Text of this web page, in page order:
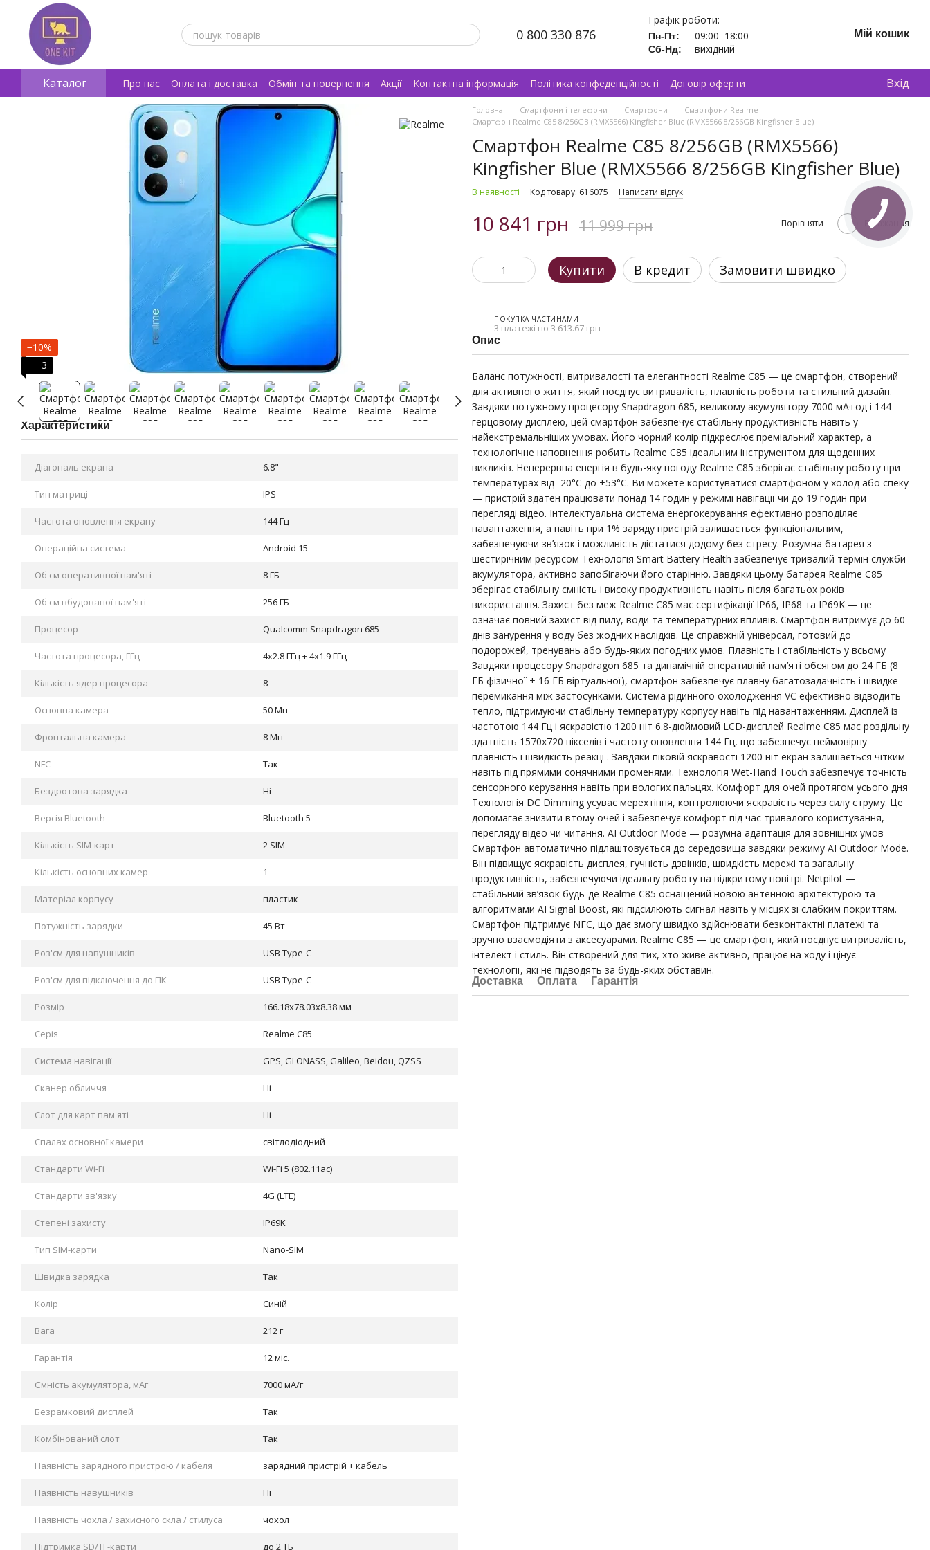
Перейти к основному контенту
0 800 330 876
Графік роботи:
Пн-Пт: 09:00–18:00
Сб-Нд: вихідний
Мій кошик
Каталог Про нас Оплата і доставка Обмін та повернення Акції Контактна інформація Політика конфеденційності
Договір оферти
Відгуки про магазин
Вхід
−10%
3
Характеристики
Діагональ екрана 6.8"
Тип матриці IPS
Частота оновлення екрану 144 Гц
Операційна система Android 15
Об'єм оперативної пам'яті 8 ГБ
Об'єм вбудованої пам'яті 256 ГБ
Процесор Qualcomm Snapdragon 685
Частота процесора, ГГц 4x2.8 ГГц + 4x1.9 ГГц
Кількість ядер процесора 8
Основна камера 50 Мп
Фронтальна камера 8 Мп
NFC Так
Бездротова зарядка Ні
Версія Bluetooth Bluetooth 5
Кількість SIM-карт 2 SIM
Кількість основних камер 1
Матеріал корпусу пластик
Потужність зарядки 45 Вт
Роз'єм для навушників USB Type-C
Роз'єм для підключення до ПК USB Type-C
Розмір 166.18x78.03x8.38 мм
Серія Realme C85
Система навігації GPS, GLONASS, Galileo, Beidou, QZSS
Сканер обличчя Ні
Слот для карт пам'яті Ні
Спалах основної камери світлодіодний
Стандарти Wi-Fi Wi-Fi 5 (802.11ac)
Стандарти зв'язку 4G (LTE)
Степені захисту IP69K
Тип SIM-карти Nano-SIM
Швидка зарядка Так
Колір Синій
Вага 212 г
Гарантія 12 міс.
Ємність акумулятора, мАг 7000 мА/г
Безрамковий дисплей Так
Комбінований слот Так
Наявність зарядного пристрою / кабеля зарядний пристрій + кабель
Наявність навушників Ні
Наявність чохла / захисного скла / стилуса чохол
Підтримка SD/TF-карти до 2 ТБ
Головна Смартфони і телефони Смартфони
Смартфони Realme
Смартфон Realme C85 8/256GB (RMX5566) Kingfisher Blue (RMX5566 8/256GB Kingfisher Blue)
Смартфон Realme C85 8/256GB (RMX5566)
Kingfisher Blue (RMX5566 8/256GB Kingfisher Blue)
В наявності Код товару: 616075 Написати відгук
10 841 грн 11 999 грн Порівняти В бажання
Купити В кредит Замовити швидко
ПОКУПКА ЧАСТИНАМИ
3 платежі по 3 613.67 грн
Опис
Баланс потужності, витривалості та елегантності Realme C85 — це смартфон, створений
для активного життя, який поєднує витривалість, плавність роботи та стильний дизайн.
Завдяки потужному процесору Snapdragon 685, великому акумулятору 7000 мА·год і 144-
герцовому дисплею, цей смартфон забезпечує стабільну продуктивність навіть у
найекстремальніших умовах. Його чорний колір підкреслює преміальний характер, а
технологічне наповнення робить Realme C85 ідеальним інструментом для щоденних
викликів. Неперервна енергія в будь-яку погоду Realme C85 зберігає стабільну роботу при
температурах від -20°C до +53°C. Ви можете користуватися смартфоном у холод або спеку
— пристрій здатен працювати понад 14 годин у режимі навігації чи до 19 годин при
перегляді відео. Інтелектуальна система енергокерування ефективно розподіляє
навантаження, а навіть при 1% заряду пристрій залишається функціональним,
забезпечуючи зв’язок і можливість дістатися додому без стресу. Розумна батарея з
шестирічним ресурсом Технологія Smart Battery Health забезпечує тривалий термін служби
акумулятора, активно запобігаючи його старінню. Завдяки цьому батарея Realme C85
зберігає стабільну ємність і високу продуктивність навіть після багатьох років
використання. Захист без меж Realme C85 має сертифікації IP66, IP68 та IP69K — це
означає повний захист від пилу, води та температурних впливів. Смартфон витримує до 60
днів занурення у воду без жодних наслідків. Це справжній універсал, готовий до
подорожей, тренувань або будь-яких погодних умов. Плавність і стабільність у всьому
Завдяки процесору Snapdragon 685 та динамічній оперативній пам’яті обсягом до 24 ГБ (8
ГБ фізичної + 16 ГБ віртуальної), смартфон забезпечує плавну багатозадачність і швидке
перемикання між застосунками. Система рідинного охолодження VC ефективно відводить
тепло, підтримуючи стабільну температуру корпусу навіть під навантаженням. Дисплей із
частотою 144 Гц і яскравістю 1200 ніт 6.8-дюймовий LCD-дисплей Realme C85 має роздільну
здатність 1570х720 пікселів і частоту оновлення 144 Гц, що забезпечує неймовірну
плавність і швидкість реакції. Завдяки піковій яскравості 1200 ніт екран залишається чітким
навіть під прямими сонячними променями. Технологія Wet-Hand Touch забезпечує точність
сенсорного керування навіть при вологих пальцях. Комфорт для очей протягом усього дня
Технологія DC Dimming усуває мерехтіння, контролюючи яскравість через силу струму. Це
допомагає знизити втому очей і забезпечує комфорт під час тривалого користування,
перегляду відео чи читання. AI Outdoor Mode — розумна адаптація для зовнішніх умов
Смартфон автоматично підлаштовується до середовища завдяки режиму AI Outdoor Mode.
Він підвищує яскравість дисплея, гучність дзвінків, швидкість мережі та загальну
продуктивність, забезпечуючи ідеальну роботу на відкритому повітрі. Netpilot —
стабільний зв’язок будь-де Realme C85 оснащений новою антенною архітектурою та
алгоритмами AI Signal Boost, які підсилюють сигнал навіть у місцях зі слабким покриттям.
Смартфон підтримує NFC, що дає змогу швидко здійснювати безконтактні платежі та
зручно взаємодіяти з аксесуарами. Realme C85 — це смартфон, який поєднує витривалість,
інтелект і стиль. Він створений для тих, хто живе активно, працює на ходу і цінує
технології, які не підводять за будь-яких обставин.
Доставка Оплата Гарантія